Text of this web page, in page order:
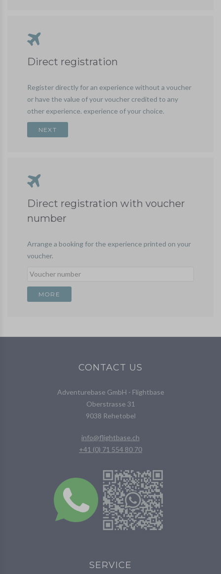
Direct registration
Register directly for an experience without a voucher
or have the value of your voucher credited to any
other experience. experience of your choice.
Direct registration with voucher
number
Arrange a booking for the experience printed on your
voucher.
CONTACT US
Adventurebase GmbH - Flightbase
Oberstrasse 31
9038 Rehetobel
info@flightbase.ch
+41 (0) 71 554 80 70
SERVICE